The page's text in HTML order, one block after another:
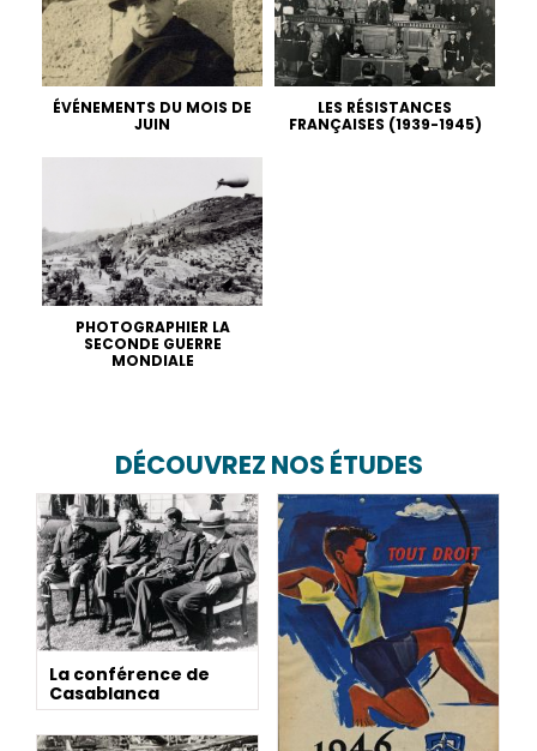
ÉVÉNEMENTS DU MOIS DE
JUIN
LES RÉSISTANCES
FRANÇAISES (1939-1945)
PHOTOGRAPHIER LA
SECONDE GUERRE
MONDIALE
DÉCOUVREZ NOS ÉTUDES
La conférence de
Casablanca